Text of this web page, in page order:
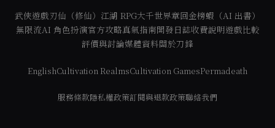
武俠遊戲刃仙（修仙） 江湖 RPG大千世界章回金榜蝦（AI 出書）
無限流AI 角色扮演官方攻略真氣指南開發日誌收費說明遊戲比較
評價與討論媒體資料關於刀鋒
EnglishCultivation RealmsCultivation GamesPermadeath
服務條款隱私權政策訂閱與退款政策聯絡我們